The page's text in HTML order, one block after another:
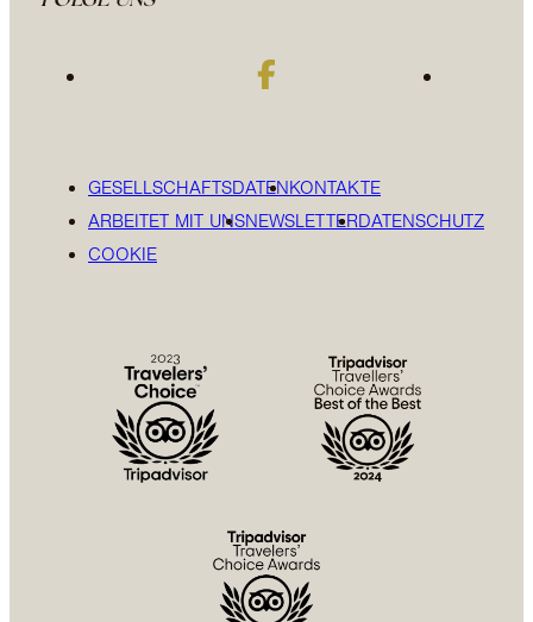
GESELLSCHAFTSDATENKONTAKTE
ARBEITET MIT UNSNEWSLETTERDATENSCHUTZ
COOKIE